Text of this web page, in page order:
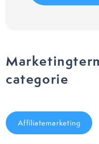
categorie
Affiliatemarketing